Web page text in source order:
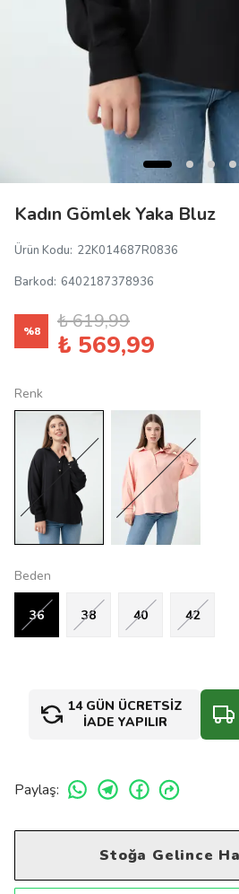
Kadın Gömlek Yaka Bluz
Ürün Kodu: 22K014687R0836
Barkod: 6402187378936
%8 ₺ 619,99
₺ 569,99
Renk
Beden
36 38 40 42
14 GÜN ÜCRETSİZ
İADE YAPILIR
Paylaş:
Stoğa Gelince